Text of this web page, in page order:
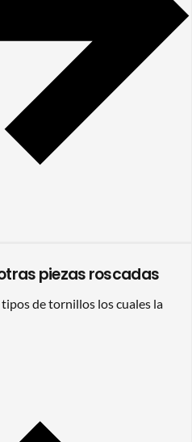
piezas roscadas
de tornillos los cuales la